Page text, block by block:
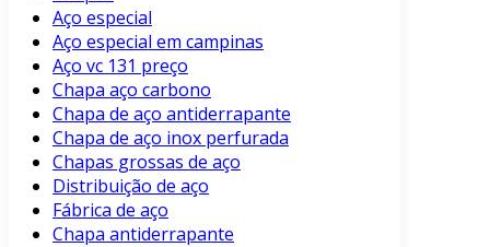
Aço especial
Aço especial em campinas
Aço vc 131 preço
Chapa aço carbono
Chapa de aço antiderrapante
Chapa de aço inox perfurada
Chapas grossas de aço
Distribuição de aço
Fábrica de aço
Chapa antiderrapante